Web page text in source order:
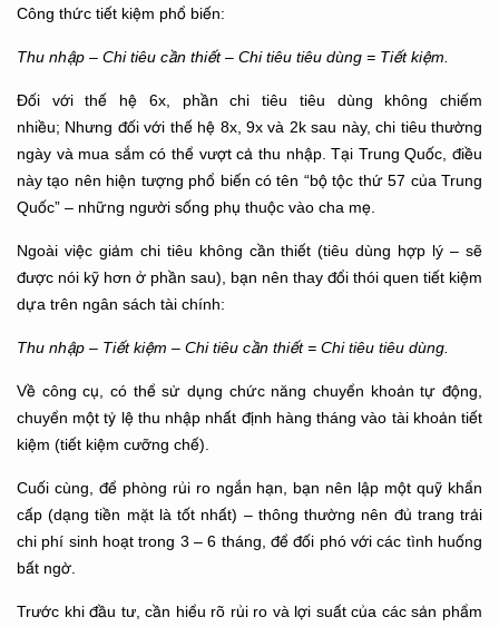
Công thức tiết kiệm phổ biến:
Thu nhập – Chi tiêu cần thiết – Chi tiêu tiêu dùng = Tiết kiệm.
Đối với thế hệ 6x, phần chi tiêu tiêu dùng không chiếm
nhiều; Nhưng đối với thế hệ 8x, 9x và 2k sau này, chi tiêu thường
ngày và mua sắm có thể vượt cả thu nhập. Tại Trung Quốc, điều
này tạo nên hiện tượng phổ biến có tên “bộ tộc thứ 57 của Trung
Quốc” – những người sống phụ thuộc vào cha mẹ.
Ngoài việc giảm chi tiêu không cần thiết (tiêu dùng hợp lý – sẽ
được nói kỹ hơn ở phần sau), bạn nên thay đổi thói quen tiết kiệm
dựa trên ngân sách tài chính:
Thu nhập – Tiết kiệm – Chi tiêu cần thiết = Chi tiêu tiêu dùng.
Về công cụ, có thể sử dụng chức năng chuyển khoản tự động,
chuyển một tỷ lệ thu nhập nhất định hàng tháng vào tài khoản tiết
kiệm (tiết kiệm cưỡng chế).
Cuối cùng, để phòng rủi ro ngắn hạn, bạn nên lập một quỹ khẩn
cấp (dạng tiền mặt là tốt nhất) – thông thường nên đủ trang trải
chi phí sinh hoạt trong 3 – 6 tháng, để đối phó với các tình huống
bất ngờ.
Trước khi đầu tư, cần hiểu rõ rủi ro và lợi suất của các sản phẩm